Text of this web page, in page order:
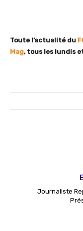
Toute l’actualité du
Mag, tous les lundis
Journaliste